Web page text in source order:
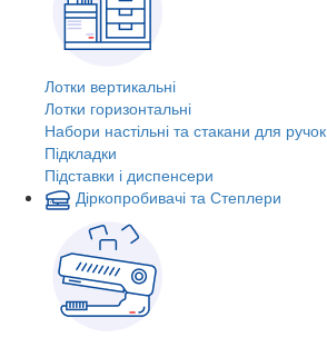
Лотки вертикальні
Лотки горизонтальні
Набори настільні та стакани для ручок
Підкладки
Підставки і диспенсери
Діркопробивачі та Степлери